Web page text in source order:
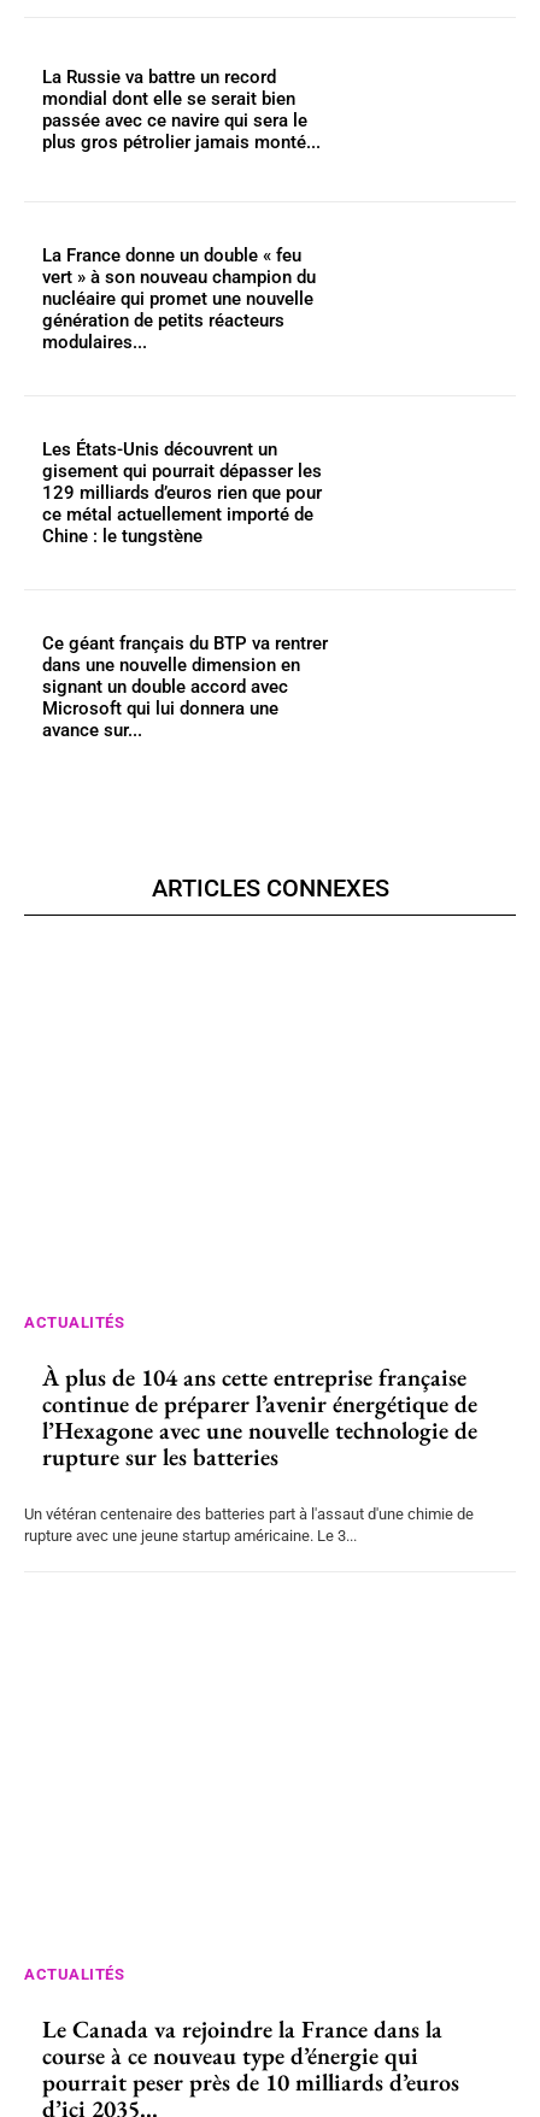
La Russie va battre un record
mondial dont elle se serait bien
passée avec ce navire qui sera le
plus gros pétrolier jamais monté...
La France donne un double « feu
vert » à son nouveau champion du
nucléaire qui promet une nouvelle
génération de petits réacteurs
modulaires...
Les États-Unis découvrent un
gisement qui pourrait dépasser les
129 milliards d’euros rien que pour
ce métal actuellement importé de
Chine : le tungstène
Ce géant français du BTP va rentrer
dans une nouvelle dimension en
signant un double accord avec
Microsoft qui lui donnera une
avance sur...
ARTICLES CONNEXES
ACTUALITÉS
À plus de 104 ans cette entreprise française
continue de préparer l’avenir énergétique de
l’Hexagone avec une nouvelle technologie de
rupture sur les batteries
Un vétéran centenaire des batteries part à l'assaut d'une chimie de
rupture avec une jeune startup américaine. Le 3...
ACTUALITÉS
Le Canada va rejoindre la France dans la
course à ce nouveau type d’énergie qui
pourrait peser près de 10 milliards d’euros
d’ici 2035...